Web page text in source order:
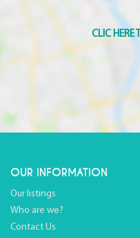
OUR INFORMATION
Our listings
Who are we?
Contact Us